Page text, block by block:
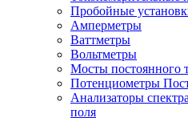
Пробойные
Амперметры
Ваттметры
Вольтметры
Мосты постоянного
Потенциометры
Анализаторы
поля